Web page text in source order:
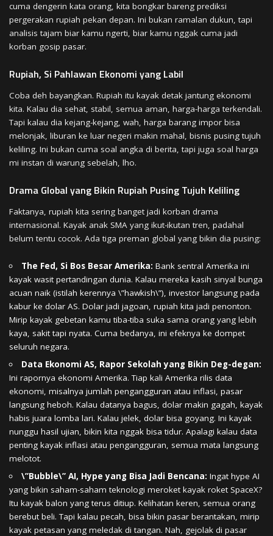
cuma dengerin kata orang, kita bongkar bareng prediksi
pergerakan rupiah pekan depan. Ini bukan ramalan dukun, tapi
analisis tajam biar kamu ngerti, biar kamu nggak cuma jadi
korban gosip pasar.
Rupiah, Si Pahlawan Ekonomi yang Labil
Coba deh bayangkan. Rupiah itu kayak detak jantung ekonomi
kita. Kalau dia sehat, stabil, semua aman, harga-harga terkendali.
Tapi kalau dia kejang-kejang, wah, harga barang impor bisa
melonjak, liburan ke luar negeri makin mahal, bisnis pusing tujuh
keliling. Ini bukan cuma soal angka di berita, tapi juga soal harga
mi instan di warung sebelah, lho.
Drama Global yang Bikin Rupiah Pusing Tujuh Keliling
Faktanya, rupiah kita sering banget jadi korban drama
internasional. Kayak anak SMA yang ikut-ikutan tren, padahal
belum tentu cocok. Ada tiga preman global yang bikin dia pusing:
The Fed, Si Bos Besar Amerika: Bank sentral Amerika ini
kayak wasit pertandingan dunia. Kalau mereka kasih sinyal bunga
acuan naik (istilah kerennya \”hawkish\”), investor langsung pada
kabur ke dolar AS. Dolar jadi jagoan, rupiah kita jadi penonton.
Mirip kayak gebetan kamu tiba-tiba suka sama orang yang lebih
kaya, sakit tapi nyata. Cuma bedanya, ini efeknya ke dompet
seluruh negara.
Data Ekonomi AS, Rapor Sekolah yang Bikin Deg-degan:
Ini rapornya ekonomi Amerika. Tiap kali Amerika rilis data
ekonomi, misalnya jumlah pengangguran atau inflasi, pasar
langsung heboh. Kalau datanya bagus, dolar makin gagah, kayak
habis juara lomba lari. Kalau jelek, dolar bisa goyang. Ini kayak
nunggu hasil ujian, bikin kita nggak bisa tidur. Apalagi kalau data
penting kayak inflasi atau pengangguran, semua mata langsung
melotot.
\”Bubble\” AI, Hype yang Bisa Jadi Bencana: Ingat hype AI
yang bikin saham-saham teknologi meroket kayak roket SpaceX?
Itu kayak balon yang terus ditiup. Kelihatan keren, semua orang
berebut beli. Tapi kalau pecah, bisa bikin pasar berantakan, mirip
kayak petasan yang meledak di tangan. Nah, gejolak di pasar